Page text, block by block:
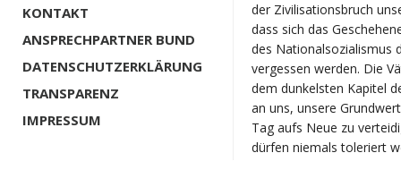
KONTAKT
ANSPRECHPARTNER BUND
DATENSCHUTZERKLÄRUNG
TRANSPARENZ
IMPRESSUM
der Zivilisationsbruch
dass sich das
des Nationalsozialismus
vergessen werden. Die
dem dunkelsten Kapitel
an uns, unsere
Tag aufs Neue zu
dürfen niemals toleriert